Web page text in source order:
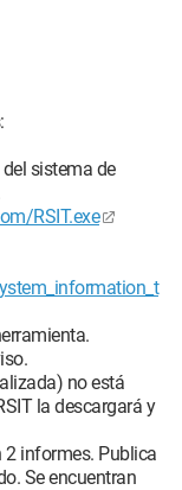
sistema de
RSIT.exe
no está
la descargará y
2 informes. Publica
Se encuentran